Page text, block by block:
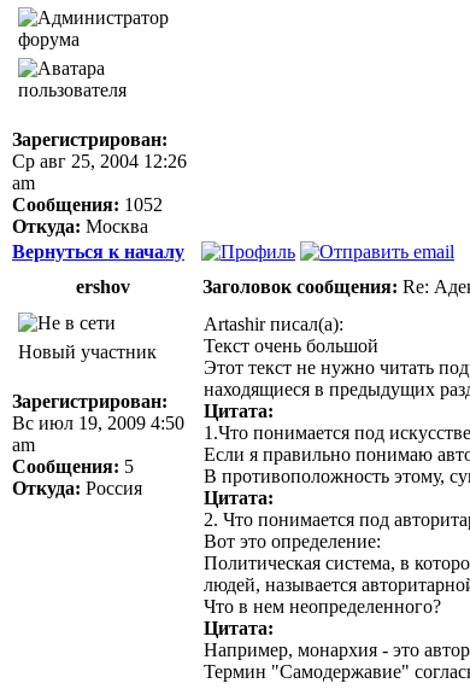
Зарегистрирован:
Ср авг 25, 2004 12:26
am
Сообщения: 1052
Откуда: Москва
Вернуться к началу
ershov
Заголовок сообщения: Re:
Новый участник
Зарегистрирован:
Вс июл 19, 2009 4:50
am
Сообщения: 5
Откуда: Россия
Artashir писал(а):
Текст очень большой
Этот текст не нужно читать
находящиеся в предыдущих
Цитата:
1.Что понимается под
Если я правильно понимаю
В противоположность этому,
Цитата:
2. Что понимается под
Вот это определение:
Политическая система, в
людей, называется
Что в нем неопределенного?
Цитата:
Например, монархия - это
Термин "Самодержавие"